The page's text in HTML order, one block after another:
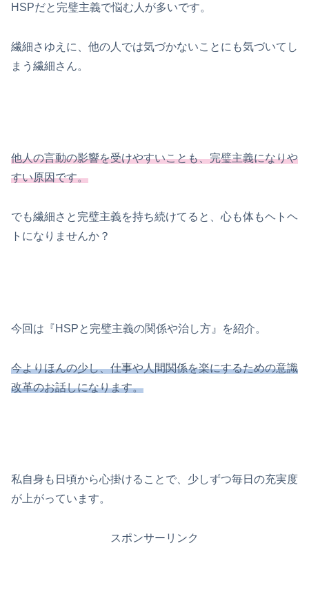
HSPだと完璧主義で悩む人が多いです。
繊細さゆえに、他の人では気づかないことにも気づいてし
まう繊細さん。
他人の言動の影響を受けやすいことも、完璧主義になりや
すい原因です。
でも繊細さと完璧主義を持ち続けてると、心も体もヘトヘ
トになりませんか？
今回は『HSPと完璧主義の関係や治し方』を紹介。
今よりほんの少し、仕事や人間関係を楽にするための意識
改革のお話しになります。
私自身も日頃から心掛けることで、少しずつ毎日の充実度
が上がっています。
スポンサーリンク